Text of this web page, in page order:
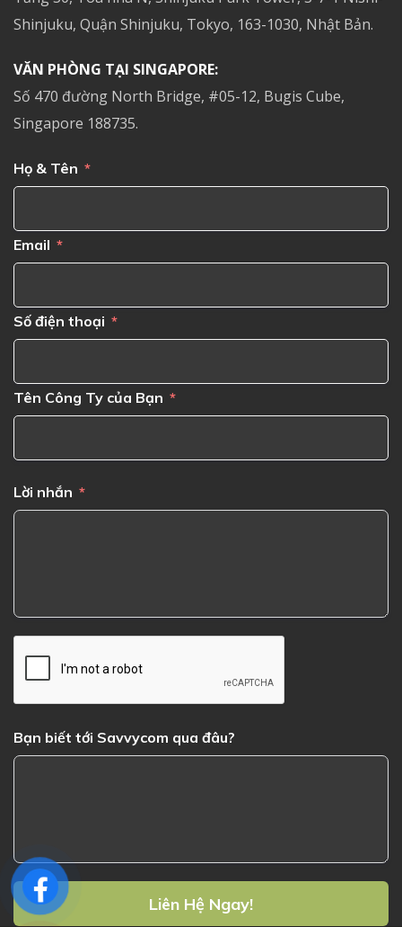
Shinjuku, Quận Shinjuku, Tokyo, 163-1030, Nhật Bản.
VĂN PHÒNG TẠI SINGAPORE:
Số 470 đường North Bridge, #05-12, Bugis Cube,
Singapore 188735.
Họ & Tên
Email
Số điện thoại
Tên Công Ty của Bạn
Lời nhắn
Bạn biết tới Savvycom qua đâu?
Liên Hệ Ngay!